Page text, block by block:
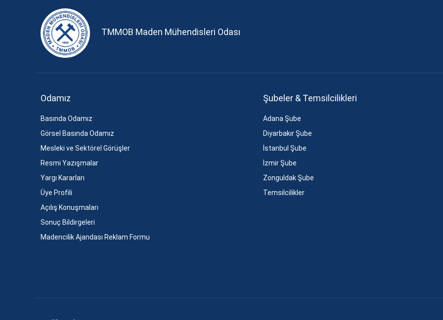
TMMOB Maden Mühendisleri Odası
Odamız
Basında Odamız
Görsel Basında Odamız
Mesleki ve Sektörel Görüşler
Resmi Yazışmalar
Yargı Kararları
Üye Profili
Açılış Konuşmaları
Sonuç Bildirgeleri
Madencilik Ajandası Reklam Formu
Şubeler & Temsilcilikleri
Adana Şube
Diyarbakır Şube
İstanbul Şube
İzmir Şube
Zonguldak Şube
Temsilcilikler